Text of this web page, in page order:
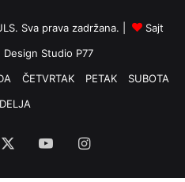
Sva prava zadržana. |
Sajt
Design Studio P77
ČETVRTAK PETAK
SUBOTA
YouTubeInstagram